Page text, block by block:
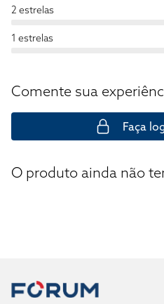
2 estrelas
1 estrelas
Comente sua
Faça
O produto ainda não